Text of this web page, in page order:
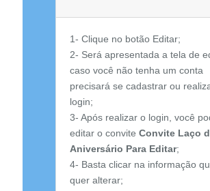
1- Clique no botão Editar;
2- Será apresentada a tela de
caso você não tenha um conta
precisará se cadastrar ou
login;
3- Após realizar o login, você
editar o convite Convite Laço
Aniversário Para Editar;
4- Basta clicar na informação
quer alterar;